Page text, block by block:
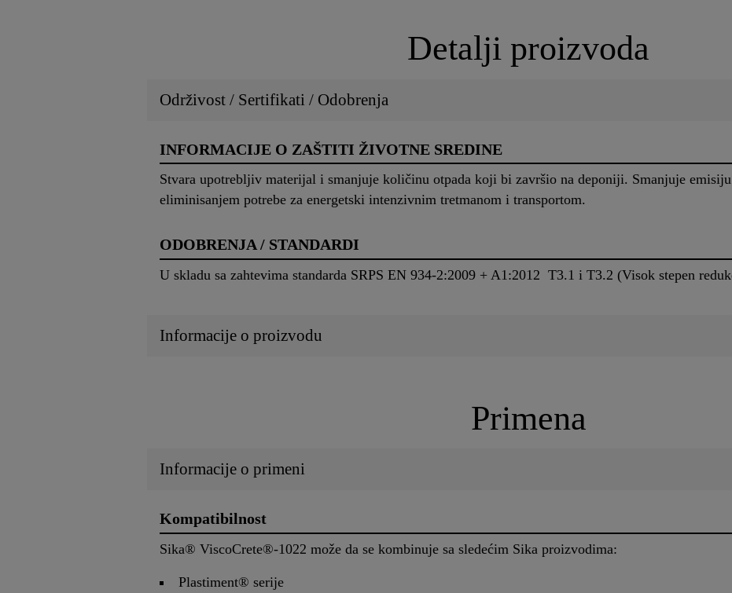
Detalji proizvoda
Održivost / Sertifikati / Odobrenja
INFORMACIJE O ZAŠTITI ŽIVOTNE SREDINE
Stvara upotrebljiv materijal i smanjuje količinu otpada koji bi završio na deponiji. Smanjuje
eliminisanjem potrebe za energetski intenzivnim tretmanom i transportom.
ODOBRENJA / STANDARDI
U skladu sa zahtevima standarda SRPS EN 934-2:2009 + A1:2012 T3.1 i T3.2 (Visok stepen
Informacije o proizvodu
Primena
Informacije o primeni
Kompatibilnost
Sika® ViscoCrete®-1022 može da se kombinuje sa sledećim Sika proizvodima:
Plastiment® serije